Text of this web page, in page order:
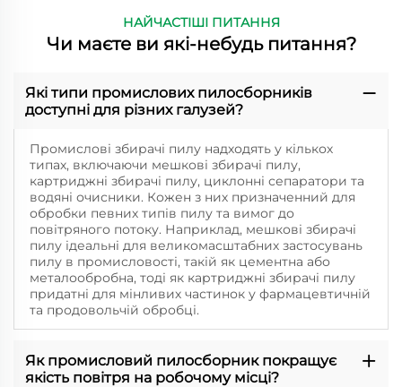
НАЙЧАСТІШІ ПИТАННЯ
Чи маєте ви які-небудь питання?
Які типи промислових пилосборників
доступні для різних галузей?
Промислові збирачі пилу надходять у кількох
типах, включаючи мешкові збирачі пилу,
картриджні збирачі пилу, циклонні сепаратори та
водяні очисники. Кожен з них призначенний для
обробки певних типів пилу та вимог до
повітряного потоку. Наприклад, мешкові збирачі
пилу ідеальні для великомасштабних застосувань
пилу в промисловості, такій як цементна або
металообробна, тоді як картриджні збирачі пилу
придатні для мінливих частинок у фармацевтичній
та продовольчій обробці.
Як промисловий пилосборник покращує
якість повітря на робочому місці?